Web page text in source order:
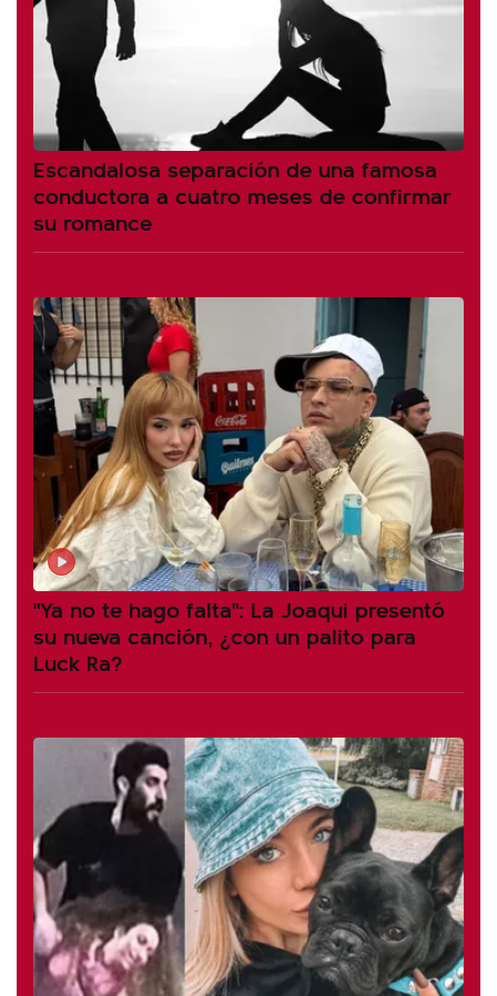
Escandalosa separación de una famosa
conductora a cuatro meses de confirmar
su romance
"Ya no te hago falta": La Joaqui presentó
su nueva canción, ¿con un palito para
Luck Ra?